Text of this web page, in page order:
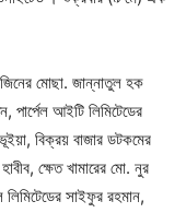
মোছা. জান্নাতুল হক
পার্পেল আইটি লিমিটেডের
বিক্রয় বাজার ডটকমের
ক্ষেত খামারের মো. নুর
সাইফুর রহমান,